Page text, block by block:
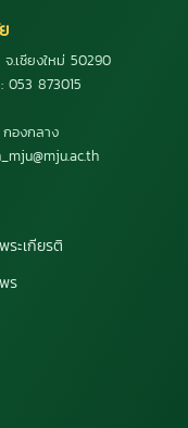
.เชียงใหม่ 50290
053 873015
กองกลาง
ระเกียรติ
ร